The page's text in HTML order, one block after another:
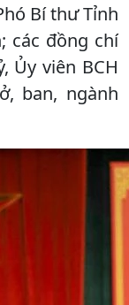
Bí thư Tỉnh
các đồng chí
Ủy viên BCH
ban, ngành